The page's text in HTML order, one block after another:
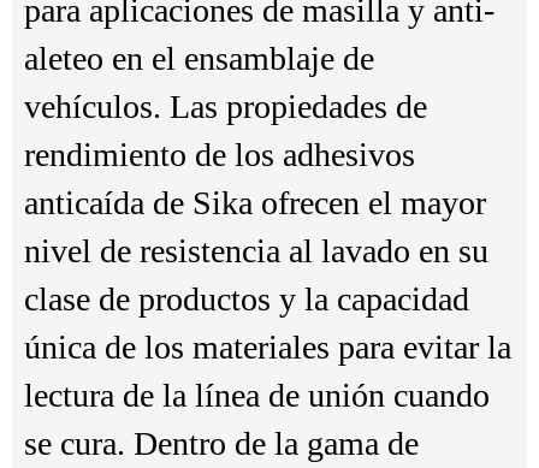
para aplicaciones de masilla y anti-
aleteo en el ensamblaje de
vehículos. Las propiedades de
rendimiento de los adhesivos
anticaída de Sika ofrecen el mayor
nivel de resistencia al lavado en su
clase de productos y la capacidad
única de los materiales para evitar la
lectura de la línea de unión cuando
se cura. Dentro de la gama de